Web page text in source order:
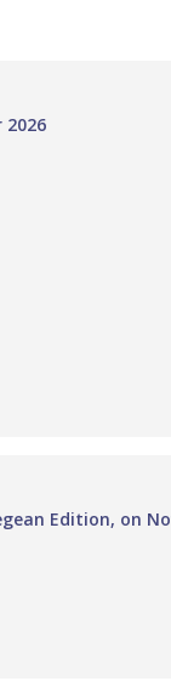
2026
Edition, on